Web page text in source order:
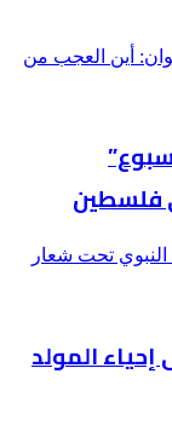
أين العجب من
فلسطين
النبوي تحت شعار
المولد